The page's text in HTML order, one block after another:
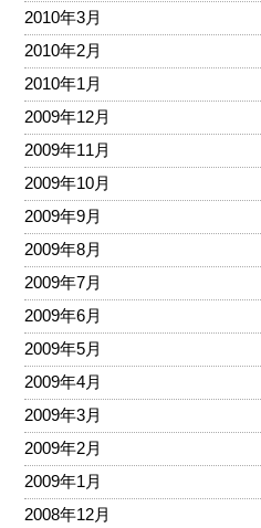
2010年3月
2010年2月
2010年1月
2009年12月
2009年11月
2009年10月
2009年9月
2009年8月
2009年7月
2009年6月
2009年5月
2009年4月
2009年3月
2009年2月
2009年1月
2008年12月